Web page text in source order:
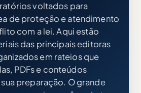
voltados para
de proteção e atendimento
com a lei. Aqui estão
das principais editoras
em rateios que
PDFs e conteúdos
preparação. O grande